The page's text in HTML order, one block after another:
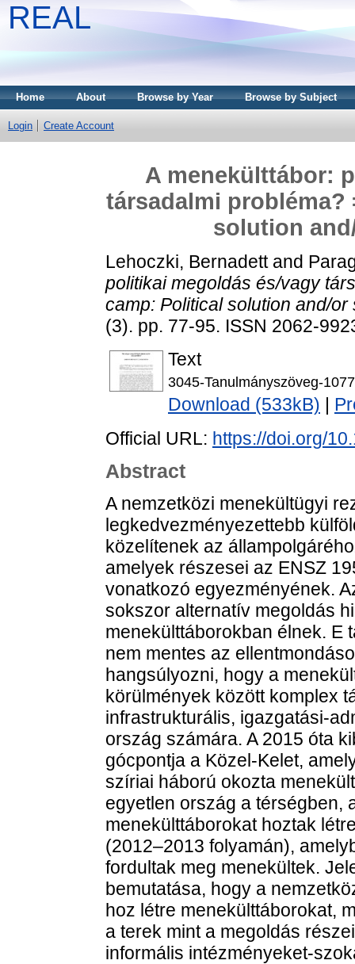
REAL
Home About Browse by Year Browse by Subject
Login Create Account
A menekülttábor:
társadalmi probléma?
solution
Lehoczki, Bernadettand
politikai megoldás és/vagy
camp: Political solution and/
(3). pp. 77-95. ISSN 2062-
Text
3045-Tanulmányszöveg-
Download (533kB)
Official URL: https://doi.org/
Abstract
A nemzetközi menekültügyi
legkedvezményezettebb
közelítenek az
amelyek részesei az ENSZ
vonatkozó egyezményének.
sokszor alternatív megoldás
menekülttáborokban élnek. E
nem mentes az
hangsúlyozni, hogy a
körülmények között komplex
infrastrukturális, igazgatási-
ország számára. A 2015 óta
gócpontja a Közel-Kelet,
szíriai háború okozta
egyetlen ország a térségben,
menekülttáborokat hoztak
(2012–2013 folyamán),
fordultak meg menekültek.
bemutatása, hogy a
hoz létre menekülttáborokat,
a terek mint a megoldás
informális intézményeket-